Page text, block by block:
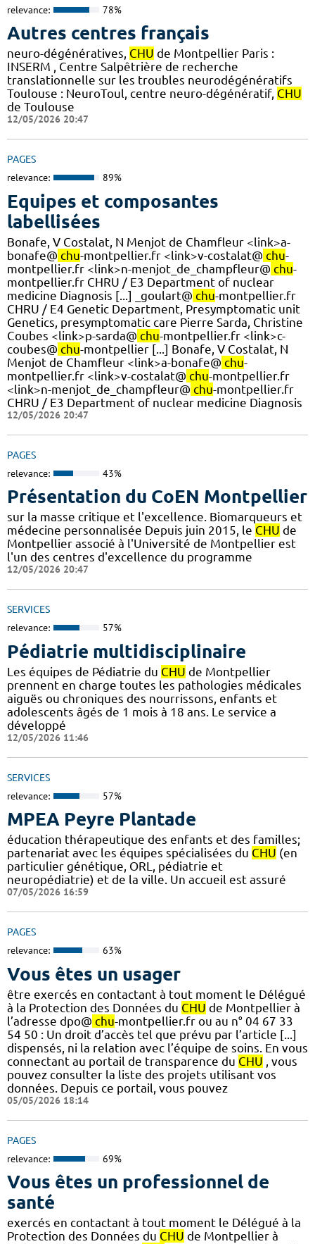
relevance: 78%
Autres centres français
neuro-dégénératives, CHU de Montpellier Paris :
INSERM , Centre Salpêtrière de recherche
translationnelle sur les troubles neurodégénératifs
Toulouse : NeuroToul, centre neuro-dégénératif, CHU
de Toulouse
12/05/2026 20:47
PAGES
relevance: 89%
Equipes et composantes
labellisées
Bonafe, V Costalat, N Menjot de Chamfleur <link>a-
bonafe@ chu-montpellier.fr <link>v-costalat@ chu-
montpellier.fr <link>n-menjot_de_champfleur@ chu-
montpellier.fr CHRU / E3 Department of nuclear
medicine Diagnosis [...] _goulart@ chu-montpellier.fr
CHRU / E4 Genetic Department, Presymptomatic unit
Genetics, presymptomatic care Pierre Sarda, Christine
Coubes <link>p-sarda@ chu-montpellier.fr <link>c-
coubes@ chu-montpellier [...] Bonafe, V Costalat, N
Menjot de Chamfleur <link>a-bonafe@ chu-
montpellier.fr <link>v-costalat@ chu-montpellier.fr
<link>n-menjot_de_champfleur@ chu-montpellier.fr
CHRU / E3 Department of nuclear medicine Diagnosis
12/05/2026 20:47
PAGES
relevance: 43%
Présentation du CoEN Montpellier
sur la masse critique et l'excellence. Biomarqueurs et
médecine personnalisée Depuis juin 2015, le CHU de
Montpellier associé à l'Université de Montpellier est
l'un des centres d'excellence du programme
12/05/2026 20:47
SERVICES
relevance: 57%
Pédiatrie multidisciplinaire
Les équipes de Pédiatrie du CHU de Montpellier
prennent en charge toutes les pathologies médicales
aiguës ou chroniques des nourrissons, enfants et
adolescents âgés de 1 mois à 18 ans. Le service a
développé
12/05/2026 11:46
SERVICES
relevance: 57%
MPEA Peyre Plantade
éducation thérapeutique des enfants et des familles;
partenariat avec les équipes spécialisées du CHU (en
particulier génétique, ORL, pédiatrie et
neuropédiatrie) et de la ville. Un accueil est assuré
07/05/2026 16:59
PAGES
relevance: 63%
Vous êtes un usager
être exercés en contactant à tout moment le Délégué
à la Protection des Données du CHU de Montpellier à
l’adresse dpo@ chu-montpellier.fr ou au n° 04 67 33
54 50 : Un droit d’accès tel que prévu par l’article [...]
dispensés, ni la relation avec l’équipe de soins. En vous
connectant au portail de transparence du CHU , vous
pouvez consulter la liste des projets utilisant vos
données. Depuis ce portail, vous pouvez
05/05/2026 18:14
PAGES
relevance: 69%
Vous êtes un professionnel de
santé
exercés en contactant à tout moment le Délégué à la
Protection des Données du CHU de Montpellier à